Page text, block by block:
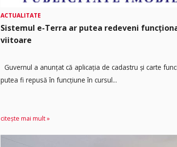
ACTUALITATE
Sistemul e-Terra ar putea redeveni
viitoare
Guvernul a anunțat că aplicația de cadastru și carte
putea fi repusă în funcțiune în cursul...
citește mai mult »